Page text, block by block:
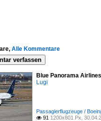
Alle Kommentare
verfassen
Blue Panorama
Lugi
Passagierflugzeuge /
 91 1200x801 Px,